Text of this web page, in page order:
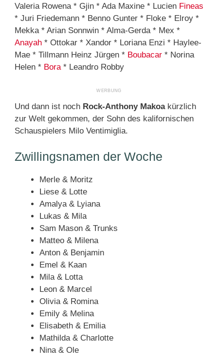
Valeria Rowena * Gjin * Ada Maxine * Lucien Fineas
* Juri Friedemann * Benno Gunter * Floke * Elroy *
Mekka * Arian Sonnwin * Alma-Gerda * Mex *
Anayah * Ottokar * Xandor * Loriana Enzi * Haylee-
Mae * Tillmann Heinz Jürgen * Boubacar * Norina
Helen * Bora* Leandro Robby
Und dann ist noch Rock-Anthony Makoakürzlich
zur Welt gekommen, der Sohn des kalifornischen
Schauspielers Milo Ventimiglia.
Zwillingsnamen der Woche
Merle & Moritz
Liese & Lotte
Amalya & Lyiana
Lukas & Mila
Sam Mason & Trunks
Matteo & Milena
Anton & Benjamin
Emel & Kaan
Mila & Lotta
Leon & Marcel
Olivia & Romina
Emily & Melina
Elisabeth & Emilia
Mathilda & Charlotte
Nina & Ole